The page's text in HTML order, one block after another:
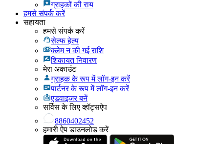
ग्राहकों की राय
हमसे संपर्क करें
सहायता
हमसे संपर्क करें
सेल्फ हेल्प
क्लेम न की गई राशि
शिकायत निवारण
मेरा अकाउंट
ग्राहक के रूप में लॉग-इन करें
पार्टनर के रूप में लॉग-इन करें
एडवाइजर बनें
सर्विस के लिए व्हॉट्सऐप
8860402452
हमारी ऐप डाउनलोड करें